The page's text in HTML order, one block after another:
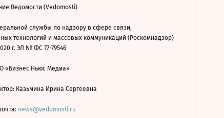
Ведомости (Vedomosti)
службы по надзору в сфере связи,
технологий и массовых коммуникаций (Роскомнадзор)
г. ЭЛ № ФС 77-79546
«Бизнес Ньюс Медиа»
Казьмина Ирина Сергеевна
news@vedomosti.ru